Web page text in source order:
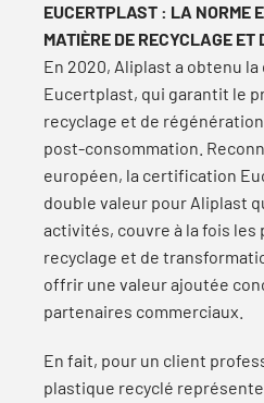
EUCERTPLAST : LA NORME
MATIÈRE DE RECYCLAGE ET
En 2020, Aliplast a obtenu
Eucertplast, qui garantit le
recyclage et de
post-consommation.
européen, la certification
double valeur pour Aliplast
activités, couvre à la fois les
recyclage et de
offrir une valeur ajoutée
partenaires commerciaux.
En fait, pour un client
plastique recyclé